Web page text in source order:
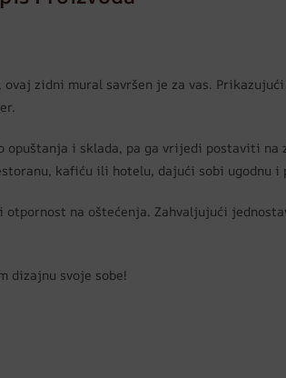
zidni mural savršen je za vas.
i sklada, pa ga vrijedi postaviti na
kafiću ili hotelu, dajući sobi ugodnu i
na oštećenja. Zahvaljujući
dizajnu svoje sobe!